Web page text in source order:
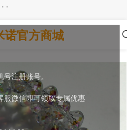
注册账号。
服微信即可领取专属优惠
诺官方商城